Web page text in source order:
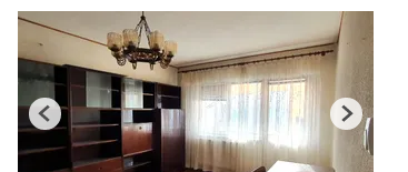
Previous Next